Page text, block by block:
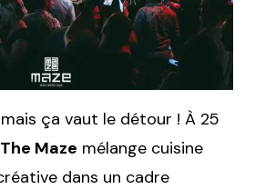
ça vaut le détour ! À 25
The Maze mélange cuisine
dans un cadre